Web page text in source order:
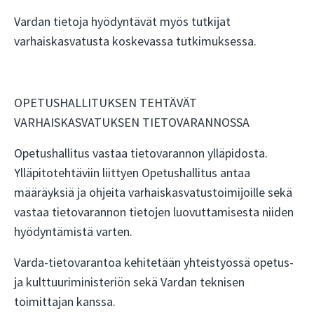
Vardan tietoja hyödyntävät myös tutkijat
varhaiskasvatusta koskevassa tutkimuksessa.
OPETUSHALLITUKSEN TEHTÄVÄT
VARHAISKASVATUKSEN TIETOVARANNOSSA
Opetushallitus vastaa tietovarannon ylläpidosta.
Ylläpitotehtäviin liittyen Opetushallitus antaa
määräyksiä ja ohjeita varhaiskasvatustoimijoille sekä
vastaa tietovarannon tietojen luovuttamisesta niiden
hyödyntämistä varten.
Varda-tietovarantoa kehitetään yhteistyössä opetus-
ja kulttuuriministeriön sekä Vardan teknisen
toimittajan kanssa.